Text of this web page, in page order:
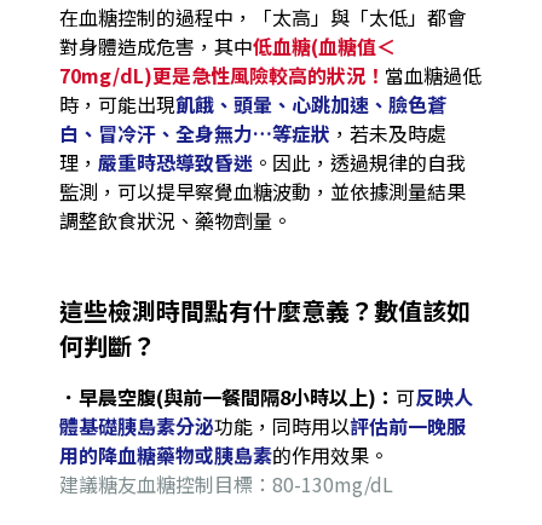
在血糖控制的過程中，「太高」與「太低」都會
對身體造成危害，其中低血糖(血糖值＜
70mg/dL)更是急性風險較高的狀況！ 當血糖過低
時，可能出現飢餓、頭暈、心跳加速、臉色蒼
白、冒冷汗、全身無力…等症狀 ，若未及時處
理， 嚴重時恐導致昏迷。因此，透過規律的自我
監測，可以提早察覺血糖波動，並依據測量結果
調整飲食狀況、藥物劑量。
這些檢測時間點有什麼意義？數值該如
何判斷？
． 早晨空腹(與前一餐間隔8小時以上)： 可反映人
體基礎胰島素分泌功能，同時用以評估前一晚服
用的降血糖藥物或胰島素的作用效果。
建議糖友血糖控制目標：80-130mg/dL